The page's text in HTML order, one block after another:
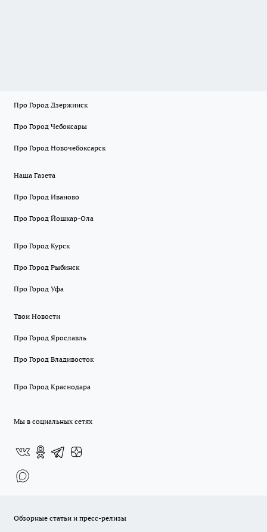
Про Город Дзержинск
Про Город Чебоксары
Про Город Новочебоксарск
Наша Газета
Про Город Иваново
Про Город Йошкар-Ола
Про Город Курск
Про Город Рыбинск
Про Город Уфа
Твои Новости
Про Город Ярославль
Про Город Владивосток
Про Город Краснодара
Мы в социальных сетях
Обзорные статьи и пресс-релизы